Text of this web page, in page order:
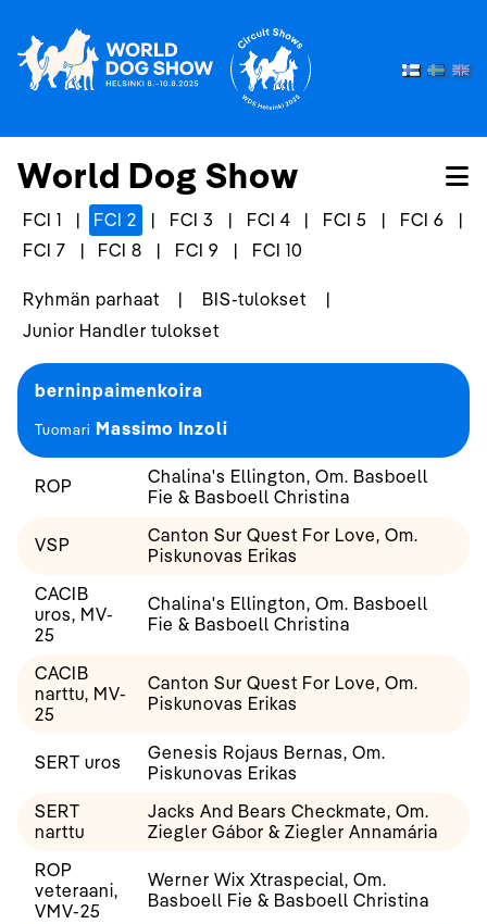
World Dog Show
FCI 1 | FCI 2 | FCI 3 | FCI 4 | FCI 5 | FCI 6
|
FCI 7
| FCI 8 | FCI 9 | FCI 10
Ryhmän parhaat | BIS-tulokset
|
Junior Handler tulokset
berninpaimenkoira
Tuomari Massimo Inzoli
ROP
Chalina's Ellington, Om. Basboell
Fie & Basboell Christina
VSP
Canton Sur Quest For Love, Om.
Piskunovas Erikas
CACIB
uros, MV-
25
Chalina's Ellington, Om. Basboell
Fie & Basboell Christina
CACIB
narttu, MV-
25
Canton Sur Quest For Love, Om.
Piskunovas Erikas
SERT uros
Genesis Rojaus Bernas, Om.
Piskunovas Erikas
SERT
narttu
Jacks And Bears Checkmate, Om.
Ziegler Gábor & Ziegler Annamária
ROP
veteraani,
VMV-25
Werner Wix Xtraspecial, Om.
Basboell Fie & Basboell Christina